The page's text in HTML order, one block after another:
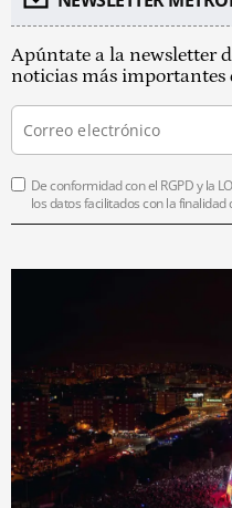
Apúntate a la newsletter
noticias más importantes
De conformidad con el RGPD y la
los datos facilitados con la